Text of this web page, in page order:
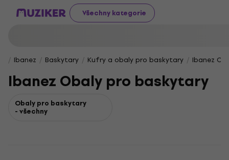
Všechny kategorie
Ibanez Baskytary Kufry a obaly pro baskytary Ibanez
Ibanez Obaly pro baskytary
Obaly pro baskytary
- všechny